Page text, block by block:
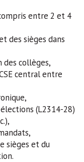
entre 2 et 4
des sièges dans
collèges,
central entre
(L2314-28)
sièges et du